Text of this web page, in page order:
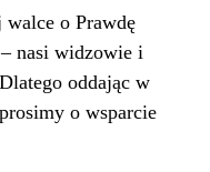
o Prawdę
nasi widzowie i
oddając w
o wsparcie